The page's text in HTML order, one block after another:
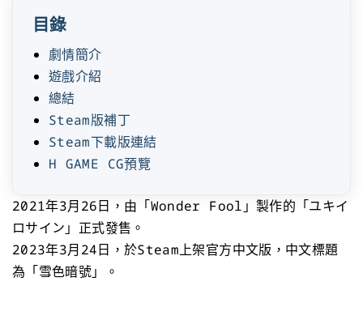
目錄
劇情簡介
遊戲介紹
總結
Steam版補丁
Steam下載版連結
H GAME CG預覽
2021年3月26日，由「Wonder Fool」製作的「ユキイ
ロサイン」正式發售。
2023年3月24日，於Steam上架官方中文版，中文標題
為「雪色暗號」。